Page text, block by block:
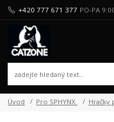
+420 777 671 377 PO-PA
Úvod Pro SPHYNX Hračky